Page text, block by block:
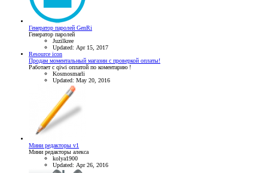
Генератор паролей GenRi
Генератор паролей
Juzilkree
Updated: Apr 15, 2017
Resource icon
Продам моментальный магазин с проверкой оплаты!
Работает с qiwi оплатой по коментарию !
Kosmosmarli
Updated: May 20, 2016
Мини редакторы v1
Мини редакторы алекса
kolya1900
Updated: Apr 26, 2016